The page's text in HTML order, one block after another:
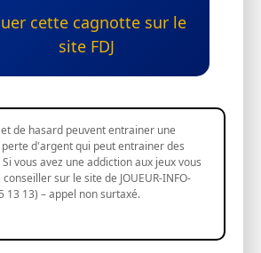
cette cagnotte sur le
site FDJ
de hasard peuvent entrainer une
d'argent qui peut entrainer des
vous avez une addiction aux jeux vous
sur le site de JOUEUR-INFO-
13 13) – appel non surtaxé.